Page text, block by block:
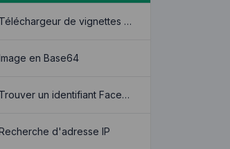
Téléchargeur de vignettes YouTube
en Base64
Trouver un identifiant Facebook
d'adresse IP